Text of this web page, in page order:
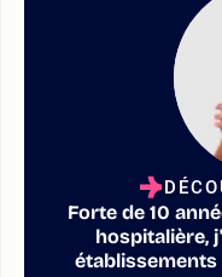
Forte de 10
hospitalière,
établissements